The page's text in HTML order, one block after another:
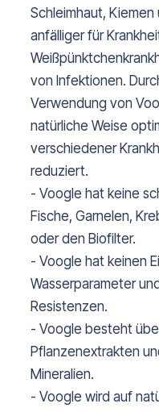
Schleimhaut,
anfälliger für
von Infektionen.
Verwendung von
natürliche Weise
verschiedener
reduziert.
- Voogle hat keine
Fische, Garnelen,
oder den Biofilter.
- Voogle hat keinen
Wasserparameter
Resistenzen.
- Voogle besteht
Pflanzenextrakten
Mineralien.
- Voogle wird auf